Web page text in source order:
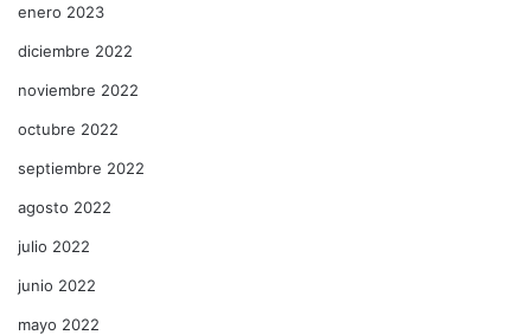
enero 2023
diciembre 2022
noviembre 2022
octubre 2022
septiembre 2022
agosto 2022
julio 2022
junio 2022
mayo 2022